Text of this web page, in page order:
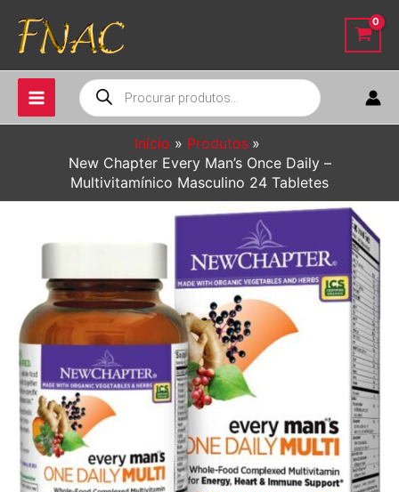
para
conteúdo
Pesquisar
produtos
Início
Produtos
New Chapter Every Man’s Once Daily –
Multivitamínico Masculino 24 Tabletes